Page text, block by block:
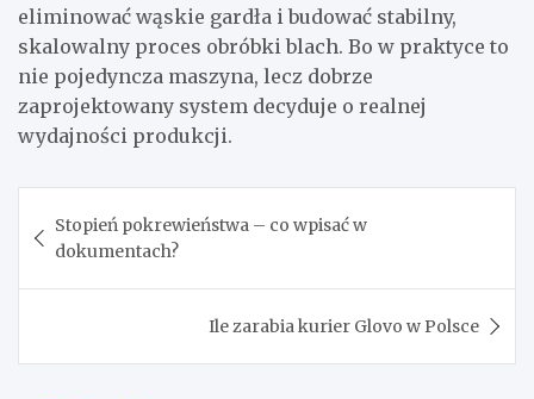
eliminować wąskie gardła i budować stabilny,
skalowalny proces obróbki blach. Bo w praktyce to
nie pojedyncza maszyna, lecz dobrze
zaprojektowany system decyduje o realnej
wydajności produkcji.
wpisu
Stopień pokrewieństwa – co wpisać w
dokumentach?
Ile zarabia kurier Glovo w Polsce